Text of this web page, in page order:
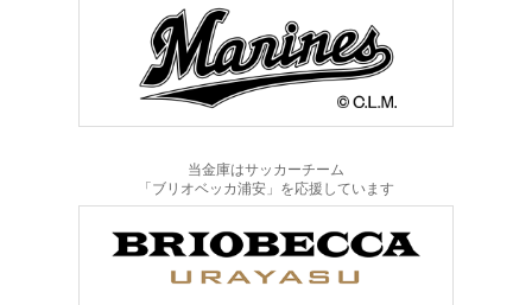
当金庫はサッカーチーム
「ブリオベッカ浦安」を応援しています